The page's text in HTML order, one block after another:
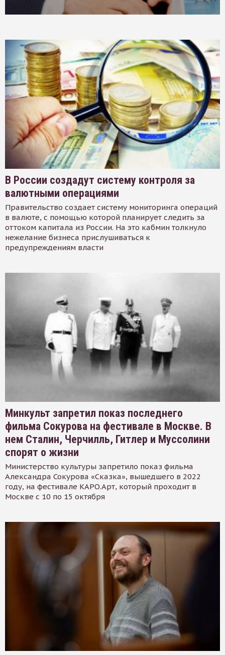
В России создадут систему контроля за
валютными операциями
Правительство создает систему мониторинга операций
в валюте, с помощью которой планирует следить за
оттоком капитала из России. На это кабмин толкнуло
нежелание бизнеса прислушиваться к
предупреждениям власти
Минкульт запретил показ последнего
фильма Сокурова на фестивале в Москве. В
нем Сталин, Черчилль, Гитлер и Муссолини
спорят о жизни
Министерство культуры запретило показ фильма
Александра Сокурова «Сказка», вышедшего в 2022
году, на фестивале КАРО.Арт, который проходит в
Москве с 10 по 15 октября